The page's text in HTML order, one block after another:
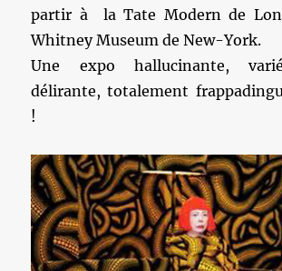
partir à la Tate Modern de
Whitney Museum de New-York.
Une expo hallucinante,
délirante, totalement
!